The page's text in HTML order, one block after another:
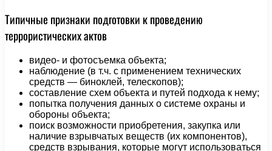
Типичные признаки подготовки к проведению
террористических актов
видео- и фотосъемка объекта;
наблюдение (в т.ч. с применением технических
средств — биноклей, телескопов);
составление схем объекта и путей подхода к нему;
попытка получения данных о системе охраны и
обороны объекта;
поиск возможности приобретения, закупка или
наличие взрывчатых веществ (их компонентов),
средств взрывания, которые могут использоваться